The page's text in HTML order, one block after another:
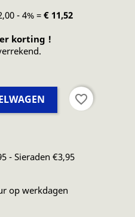
- 4% =€ 11,52
korting !
favorite_border
- Sieraden €3,95
op werkdagen